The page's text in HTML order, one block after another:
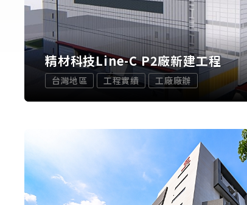
精材科技Line-C P2廠新建工程
台灣地區 工程實績 工廠廠辦